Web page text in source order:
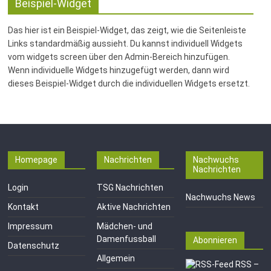
Beispiel-Widget
Das hier ist ein Beispiel-Widget, das zeigt, wie die Seitenleiste
Links standardmäßig aussieht. Du kannst individuell Widgets
vom widgets screen über den Admin-Bereich hinzufügen.
Wenn individuelle Widgets hinzugefügt werden, dann wird
dieses Beispiel-Widget durch die individuellen Widgets ersetzt.
Homepage
Login
Kontakt
Impressum
Datenschutz
Nachrichten
TSG Nachrichten
Aktive Nachrichten
Mädchen- und
Damenfussball
Allgemein
Nachwuchs
Nachrichten
Nachwuchs News
Abonnieren
RSS –